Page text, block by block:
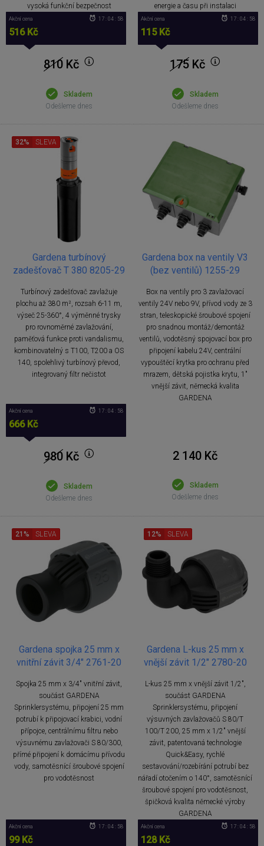
vysoká funkční bezpečnost
Akční cena
516 Kč
17 : 04 : 57
810 Kč
Skladem
Odešleme dnes
energie a času při instalaci
Akční cena
115 Kč
17 : 04 : 57
175 Kč
Skladem
Odešleme dnes
Gardena turbínový
zadešťovač T 380 8205-29
Turbínový zadešťovač zavlažuje
plochu až 380 m², rozsah 6-11 m,
výseč 25-360°, 4 výměnné trysky
pro rovnoměrné zavlažování,
paměťová funkce proti vandalismu,
kombinovatelný s T100, T200 a OS
140, spolehlivý turbínový převod,
integrovaný filtr nečistot
32% SLEVA
Akční cena
666 Kč
17 : 04 : 57
980 Kč
Skladem
Odešleme dnes
Gardena box na ventily V3
(bez ventilů) 1255-29
Box na ventily pro 3 zavlažovací
ventily 24V nebo 9V, přívod vody ze 3
stran, teleskopické šroubové spojení
pro snadnou montáž/demontáž
ventilů, vodotěsný spojovací box pro
připojení kabelu 24V, centrální
vypouštěcí krytka pro ochranu před
mrazem, dětská pojistka krytu, 1"
vnější závit, německá kvalita
GARDENA
2 140 Kč
Skladem
Odešleme dnes
Gardena spojka 25 mm x
vnitřní závit 3/4" 2761-20
Spojka 25 mm x 3/4" vnitřní závit,
součást GARDENA
Sprinklersystému, připojení 25 mm
potrubí k připojovací krabici, vodní
přípojce, centrálnímu filtru nebo
výsuvnému zavlažovači S 80/300,
přímé připojení k domácímu přívodu
vody, samotěsnící šroubové spojení
pro vodotěsnost
21% SLEVA
Akční cena
99 Kč
17 : 04 : 57
Gardena L-kus 25 mm x
vnější závit 1/2" 2780-20
L-kus 25 mm x vnější závit 1/2",
součást GARDENA
Sprinklersystému, připojení
výsuvných zavlažovačů S 80/T
100/T 200, 25 mm x 1/2" vnější
závit, patentovaná technologie
Quick&Easy, rychlé
sestavování/rozebírání potrubí bez
nářadí otočením o 140°, samotěsnící
šroubové spojení pro vodotěsnost,
špičková kvalita německé výroby
GARDENA
12% SLEVA
Akční cena
128 Kč
17 : 04 : 57